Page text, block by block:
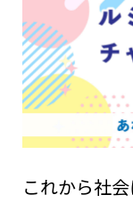
これから社